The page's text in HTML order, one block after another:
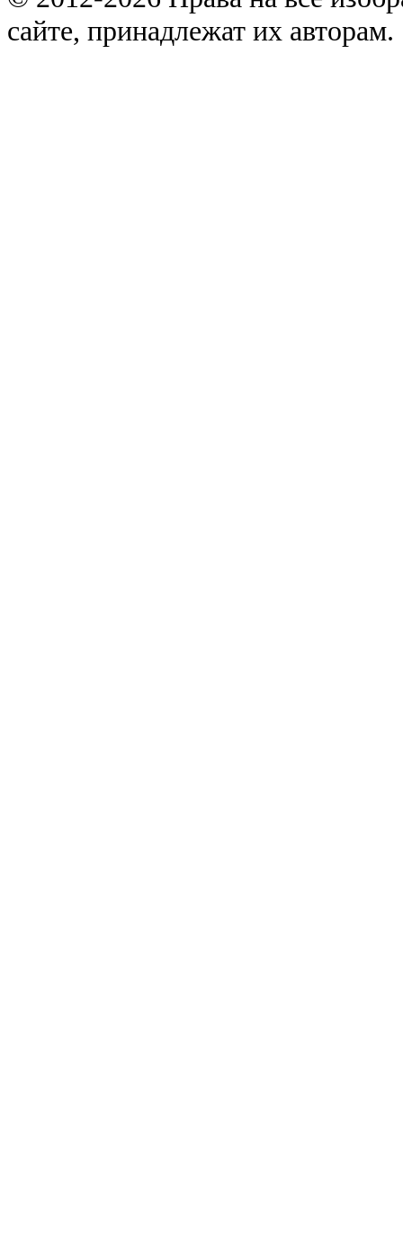
сайте, принадлежат их авторам.